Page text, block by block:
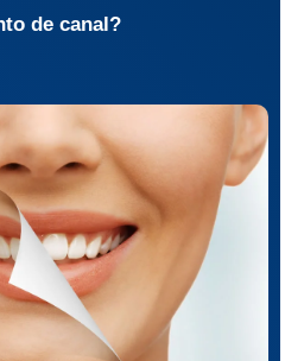
de canal?